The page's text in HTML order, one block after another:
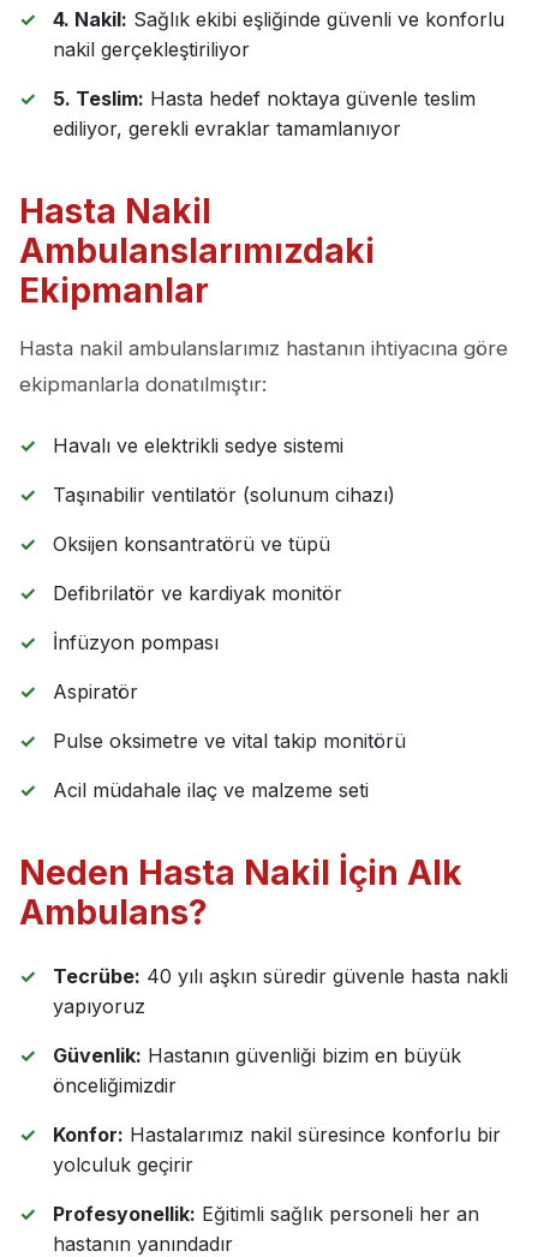
4. Nakil: Sağlık ekibi eşliğinde güvenli ve konforlu
nakil gerçekleştiriliyor
5. Teslim: Hasta hedef noktaya güvenle teslim
ediliyor, gerekli evraklar tamamlanıyor
Hasta Nakil
Ambulanslarımızdaki
Ekipmanlar
Hasta nakil ambulanslarımız hastanın ihtiyacına göre
ekipmanlarla donatılmıştır:
Havalı ve elektrikli sedye sistemi
Taşınabilir ventilatör (solunum cihazı)
Oksijen konsantratörü ve tüpü
Defibrilatör ve kardiyak monitör
İnfüzyon pompası
Aspiratör
Pulse oksimetre ve vital takip monitörü
Acil müdahale ilaç ve malzeme seti
Neden Hasta Nakil İçin Alk
Ambulans?
Tecrübe: 40 yılı aşkın süredir güvenle hasta nakli
yapıyoruz
Güvenlik: Hastanın güvenliği bizim en büyük
önceliğimizdir
Konfor: Hastalarımız nakil süresince konforlu bir
yolculuk geçirir
Profesyonellik: Eğitimli sağlık personeli her an
hastanın yanındadır